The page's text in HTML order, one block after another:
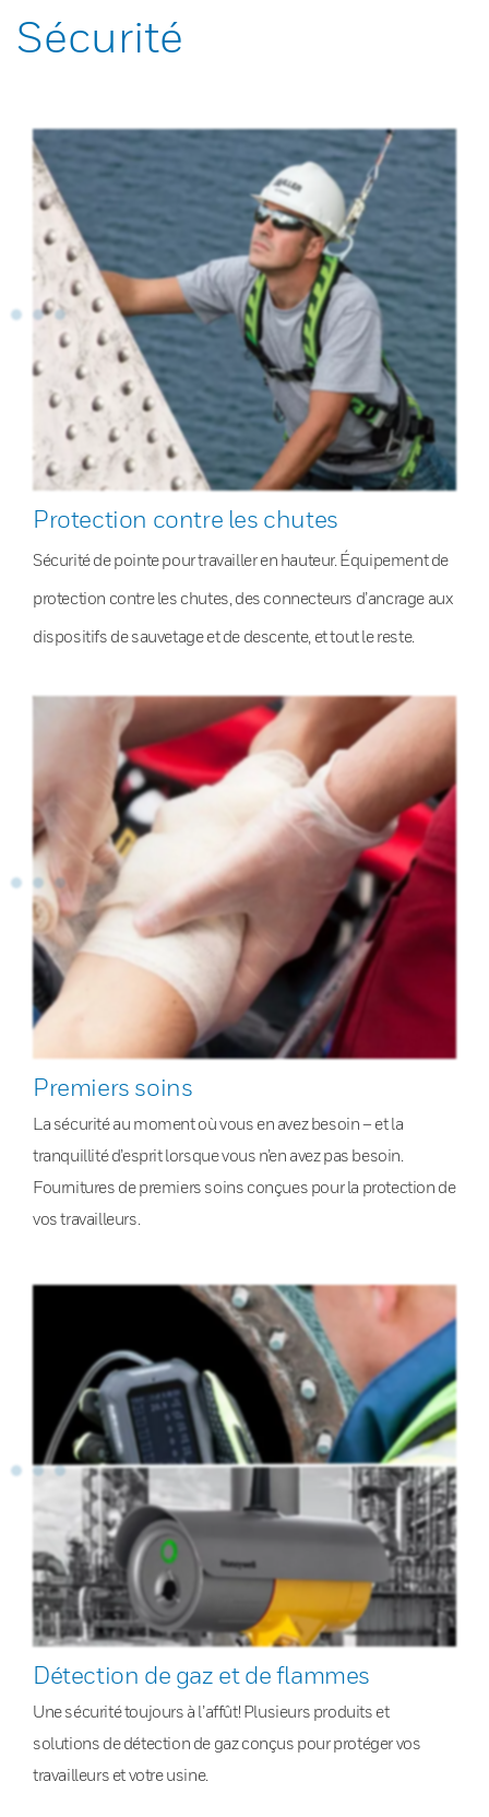
Sécurité
Protection contre les chutes
Sécurité de pointe pour travailler en hauteur. Équipement de
protection contre les chutes, des connecteurs d’ancrage aux
dispositifs de sauvetage et de descente, et tout le reste.
Premiers soins
La sécurité au moment où vous en avez besoin – et la
tranquillité d’esprit lorsque vous n’en avez pas besoin.
Fournitures de premiers soins conçues pour la protection de
vos travailleurs.
Détection de gaz et de flammes
Une sécurité toujours à l’affût! Plusieurs produits et
solutions de détection de gaz conçus pour protéger vos
travailleurs et votre usine.